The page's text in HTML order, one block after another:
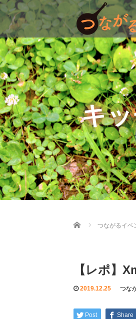
キ
Home つながるイベ
【レポ】
2019.12.25 つな
Post Share